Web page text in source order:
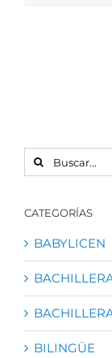
BUSCAR:
CATEGORÍAS
BABYLICEN
BILINGÜE